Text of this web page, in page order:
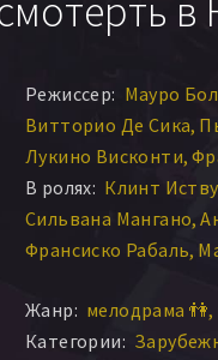
в
Режиссер: Мауро
Витторио Де Сика
Лукино Висконти
В ролях: Клинт
Сильвана Мангано
Франсиско Рабаль
Клара Каламаи
Дино Меле
Хельмут
Жанр: мелодрама 👫
Категории: